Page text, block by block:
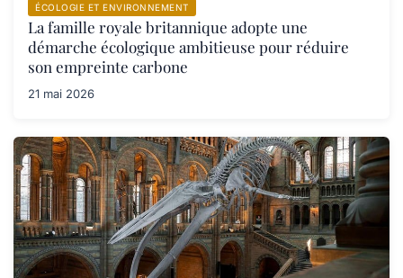
ÉCOLOGIE ET ENVIRONNEMENT
La famille royale britannique adopte une
démarche écologique ambitieuse pour réduire
son empreinte carbone
21 mai 2026